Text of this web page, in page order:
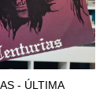
- ÚLTIMA